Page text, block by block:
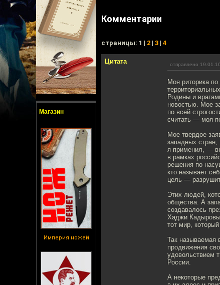
Магазин
Империя ножей
Комментарии
cтраницы: 1 | 2 | 3 | 4
Цитата отправлено
Моя риторика
Родины и
новостью. Мое
по всей
считать — моя
Мое твердое
западных
я применил, —
в рамках
решения по
кто называет
цель —
Этих людей,
общества. А
создавалось
Хаджи
тот мир,
Так называемая
продвижения
удовольствием
России.
А некоторые